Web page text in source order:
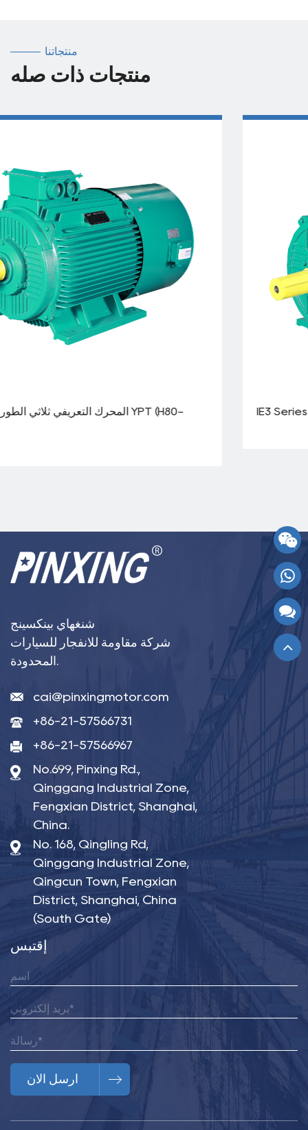
منتجاتنا
منتجات ذات صله
IE3 Series ثلاث مراحل محرك التعريفي (H80-355mm)
شنغهاي بينكسينج
شركة مقاومة للانفجار للسيارات
cai@pinxingmotor.com
+86-21-57566731
+86-21-57566967
No.699, Pinxing Rd.,
Qinggang Industrial Zone,
Fengxian District, Shanghai,
China.
No. 168, Qingling Rd,
Qinggang Industrial Zone,
Qingcun Town, Fengxian
District, Shanghai, China
(South Gate)
إقتبس
ارسل الان